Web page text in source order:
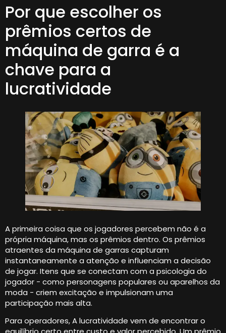
Por que escolher os
prêmios certos de
máquina de garra é a
chave para a
lucratividade
A primeira coisa que os jogadores percebem não é a
própria máquina, mas os prêmios dentro. Os prêmios
atraentes da máquina de garras capturam
instantaneamente a atenção e influenciam a decisão
de jogar. Itens que se conectam com a psicologia do
jogador - como personagens populares ou aparelhos da
moda - criem excitação e impulsionam uma
participação mais alta.
Para operadores, A lucratividade vem de encontrar o